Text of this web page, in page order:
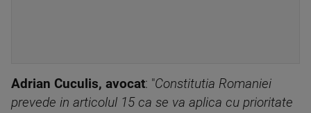
Adrian Cuculis, avocat: "Constitutia Romaniei
prevede in articolul 15 ca se va aplica cu prioritate